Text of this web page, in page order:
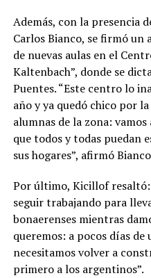
Además, con la presencia
Carlos Bianco, se firmó
de nuevas aulas en el
Kaltenbach”, donde se
Puentes. “Este centro lo
año y ya quedó chico por
alumnas de la zona:
que todos y todas puedan
sus hogares”, afirmó
Por último, Kicillof resaltó:
seguir trabajando para
bonaerenses mientras
queremos: a pocos días de
necesitamos volver a
primero a los argentinos”.